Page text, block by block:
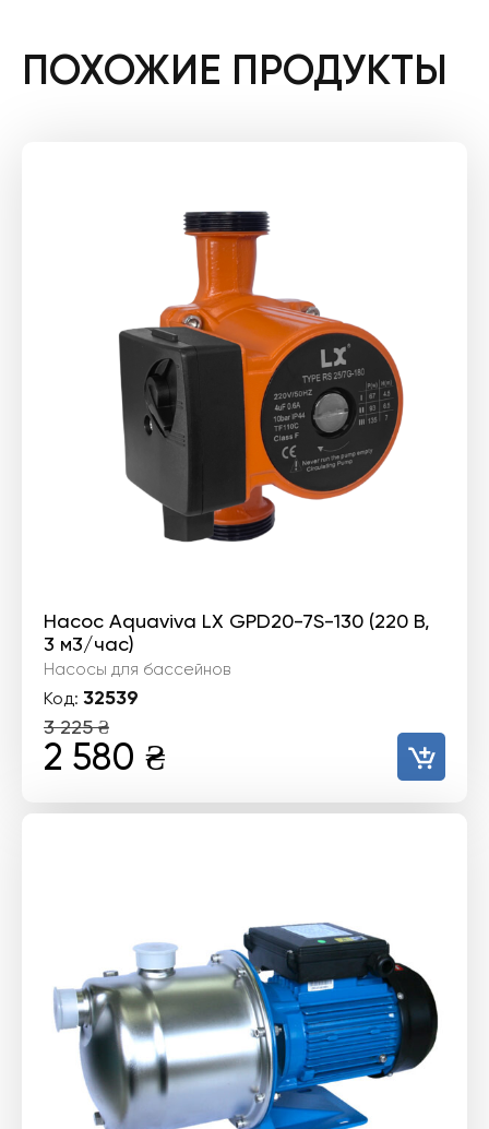
ПОХОЖИЕ ПРОДУКТЫ
Насос Aquaviva LX GPD20-7S-130 (220 В,
3 м3/час)
Насосы для бассейнов
Код: 32539
3 225₴
Первоначальная
цена
2 580 ₴
цена: